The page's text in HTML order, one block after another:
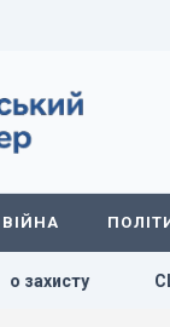
ВІЙНА
США зробили